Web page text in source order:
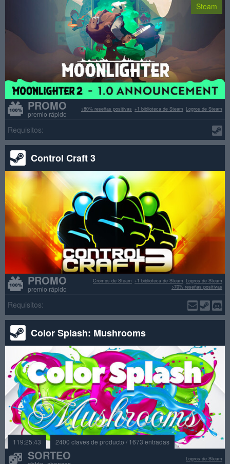
Steam
PROMO
premio rápido
Logros de Steam
+1 biblioteca de Steam
>80% reseñas positivas
Requisitos:
Control Craft 3
PROMO
premio rápido
Logros de Steam
+1 biblioteca de Steam
Cromos de Steam
>70% reseñas positivas
Requisitos:
Color Splash: Mushrooms
119:25:43 2400 claves de producto / 1673 entradas
SORTEO Logros de Steam